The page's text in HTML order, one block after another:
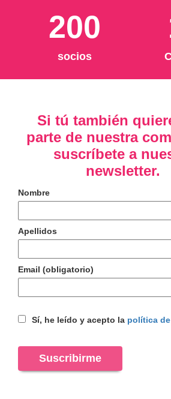
200
socios
Si tú también
parte de nuestra
suscríbete a
newsletter.
Nombre
Apellidos
Email (obligatorio)
Sí, he leído y acepto la política